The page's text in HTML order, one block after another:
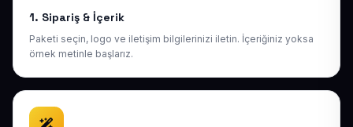
1. Sipariş & İçerik
Paketi seçin, logo ve iletişim bilgilerinizi iletin. İçeriğiniz yoksa
örnek metinle başlarız.